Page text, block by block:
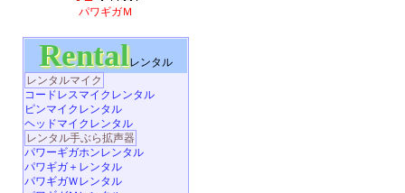
パワギガＭ
Rentalレンタル
レンタルマイク
コードレスマイクレンタル
ピンマイクレンタル
ヘッドマイクレンタル
レンタル手ぶら拡声器
パワーギガホンレンタル
パワギガ＋レンタル
パワギガＷレンタル